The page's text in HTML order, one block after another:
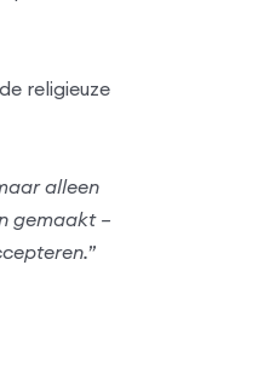
religieuze
alleen
gemaakt –
”